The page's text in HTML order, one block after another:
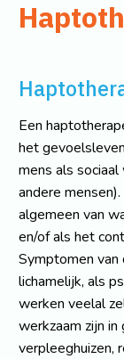
Een
het
mens als
andere
algemeen van
en/of als het
Symptomen van
lichamelijk, als
werken veelal
werkzaam zijn
verpleeghuizen,